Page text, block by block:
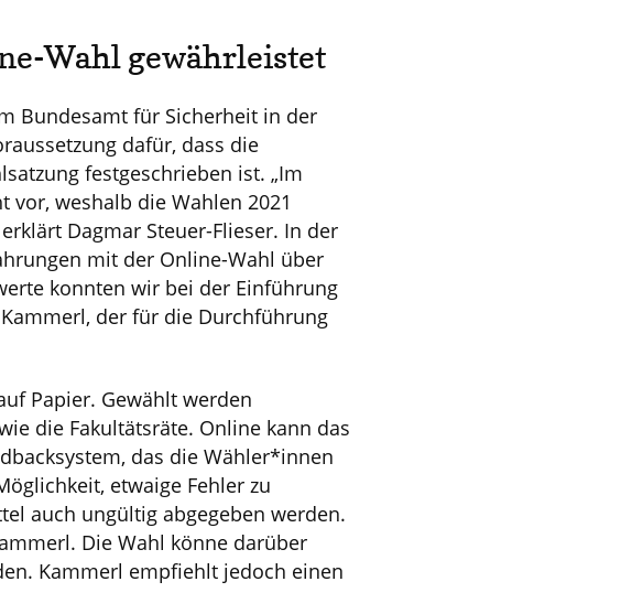
Wahl gewährleistet
Bundesamt für Sicherheit in der
dafür, dass die
festgeschrieben ist. „Im
vor, weshalb die Wahlen 2021
Dagmar Steuer-Flieser. In der
mit der Online-Wahl über
konnten wir bei der Einführung
der für die Durchführung
Papier. Gewählt werden
die Fakultätsräte. Online kann das
das die Wähler*innen
etwaige Fehler zu
auch ungültig abgegeben werden.
Die Wahl könne darüber
Kammerl empfiehlt jedoch einen